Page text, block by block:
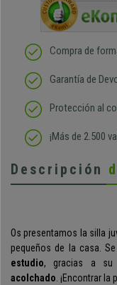
Compra de
Garantía de
Protección al
¡Más de 2.500
Descripción
Os presentamos la silla
pequeños de la casa.
estudio, gracias a su
acolchado . ¡Encontrar